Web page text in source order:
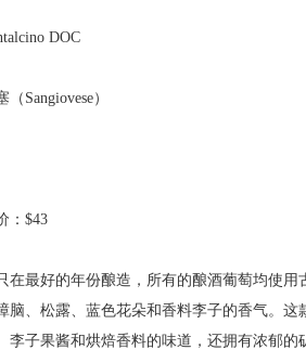
DOC
Sangiovese）
$43
最好的年份酿造，所有的酿酒葡萄均使用
脑、松露、蓝色花朵和香料李子的香气。
李子果酱和烘焙香料的味道，还拥有浓郁